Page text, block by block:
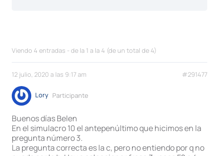
Viendo 4 entradas - de la 1 a la 4 (de un total de 4)
12 julio, 2020 a las 9:17 am #291477
Lory Participante
Buenos días Belen
En el simulacro 10 el antepenúltimo que hicimos en la
pregunta número 3.
La pregunta correcta es la c, pero no entiendo por q no